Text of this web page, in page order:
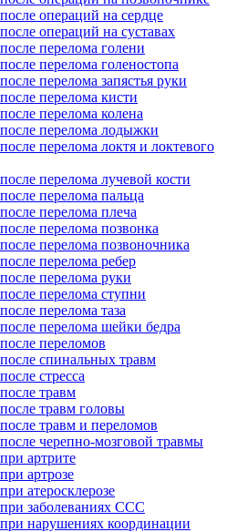
операций на сердце
операций на суставах
перелома голени
перелома голеностопа
перелома запястья руки
перелома кисти
перелома колена
перелома лодыжки
перелома локтя и локтевого
перелома лучевой кости
перелома пальца
перелома плеча
перелома позвонка
перелома позвоночника
перелома ребер
перелома руки
перелома ступни
перелома таза
перелома шейки бедра
переломов
спинальных травм
стресса
травм
травм головы
травм и переломов
черепно-мозговой травмы
артрите
артрозе
атеросклерозе
заболеваниях ССС
нарушениях координации